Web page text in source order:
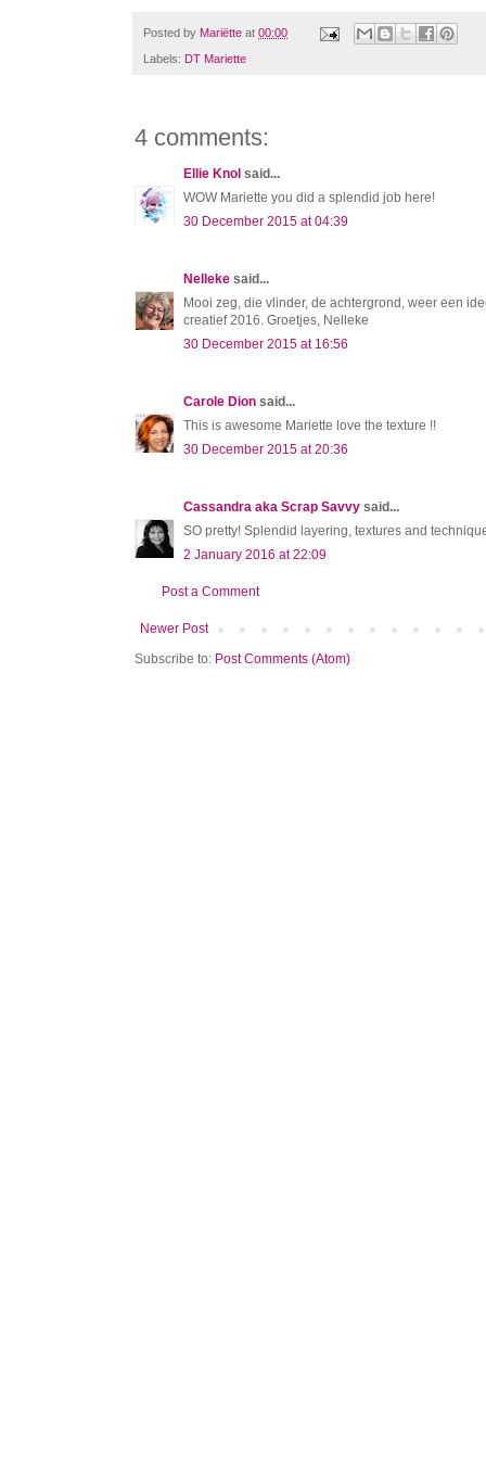
Posted by Mariëtte at 00:00
Labels: DT Mariette
4 comments:
Ellie Knol said...
WOW Mariette you did a splendid job here!
30 December 2015 at 04:39
Nelleke said...
Mooi zeg, die vlinder, de achtergrond, weer een
creatief 2016. Groetjes, Nelleke
30 December 2015 at 16:56
Carole Dion said...
This is awesome Mariette love the texture !!
30 December 2015 at 20:36
Cassandra aka Scrap Savvy said...
SO pretty! Splendid layering, textures and
2 January 2016 at 22:09
Post a Comment
Newer Post
Subscribe to: Post Comments (Atom)